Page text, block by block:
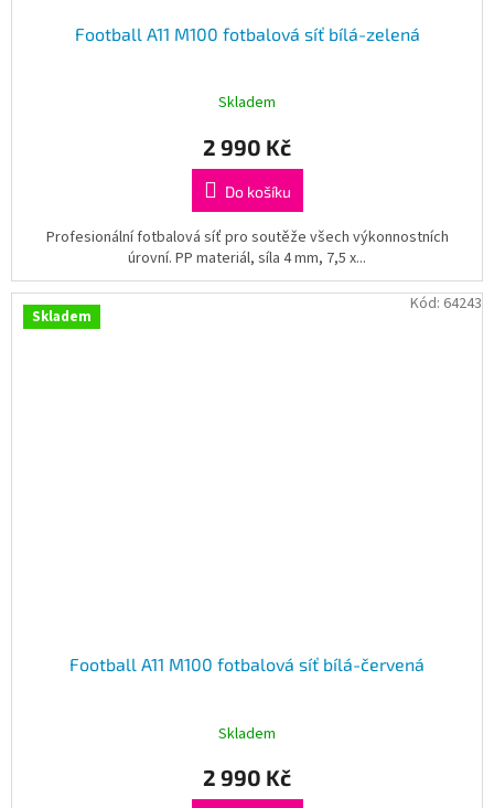
Football A11 M100 fotbalová síť bílá-zelená
Skladem
2 990 Kč
Do košíku
Profesionální fotbalová síť pro soutěže všech výkonnostních
úrovní. PP materiál, síla 4 mm, 7,5 x...
Skladem
Football A11 M100 fotbalová síť bílá-červená
Skladem
2 990 Kč
Kód: 64243